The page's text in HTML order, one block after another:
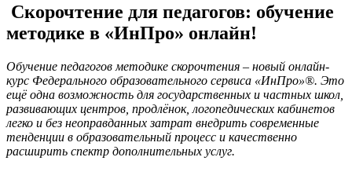
Скорочтение для педагогов: обучение
методике в «ИнПро» онлайн!
Обучение педагогов методике скорочтения – новый онлайн-
курс Федерального образовательного сервиса «ИнПро»®. Это
ещё одна возможность для государственных и частных школ,
развивающих центров, продлёнок, логопедических кабинетов
легко и без неоправданных затрат внедрить современные
тенденции в образовательный процесс и качественно
расширить спектр дополнительных услуг.